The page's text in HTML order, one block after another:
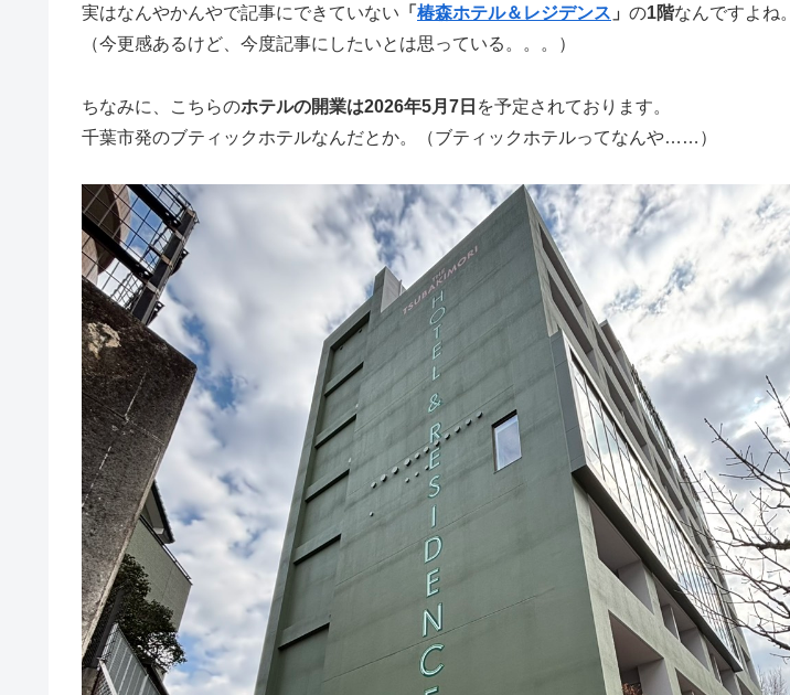
実はなんやかんやで記事にできていない 「 椿森ホテル＆レジデンス 」 の1階なんですよね。
（今更感あるけど、今度記事にしたいとは思っている。。。）
ちなみに、こちらのホテルの開業は2026年5月7日 を予定されております。
千葉市発のブティックホテルなんだとか。（ブティックホテルってなんや……）